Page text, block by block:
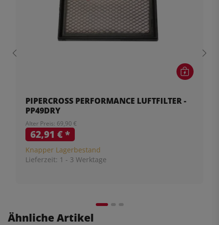
PIPERCROSS PERFORMANCE LUFTFILTER -
PP49DRY
Alter Preis: 69,90 €
62,91 €*
Knapper Lagerbestand
Lieferzeit: 1 - 3 Werktage
Ähnliche Artikel